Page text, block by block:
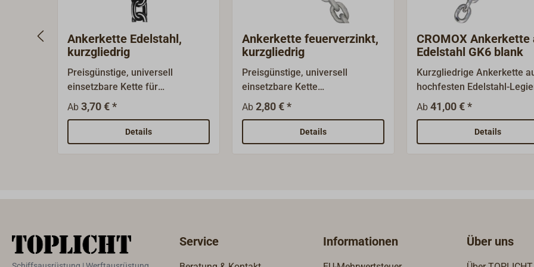
Ankerkette Edelstahl,
kurzgliedrig
Preisgünstige, universell
einsetzbare Kette für
verschiedene
Anwendungsbereiche.Kurzgliedri
g (DIN 766), gefertigt aus
Edelstahl (AISI316).Die
Meterpreis.Größere Längen als
Ab 3,70 € *
Details
Ankerkette feuerverzinkt,
kurzgliedrig
Preisgünstige, universell
einsetzbare Kette
(Importqualität) für
verschiedene
Anwendungsbereiche.Kurzgliedri
g, ähnlich DIN 766 (geringe
Metern Länge. Ab der Bundlänge
Ab 2,80 € *
Details
CROMOX Ankerkette
Edelstahl GK6 blank
Kurzgliedrige Ankerkette
hochfesten Edelstahl-
1.4404 (AISI 316L),
6. Kalibriert und lehrenhaltig
nach DIN 766A. Die Kette hat
eine hohe
m. Lieferung in ganzen
ab 20 m Länge -
Ab 41,00 € *
Details
Service Informationen Über uns